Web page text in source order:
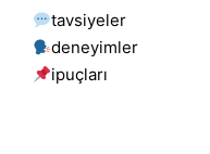
tavsiyeler
deneyimler
i̇puçları